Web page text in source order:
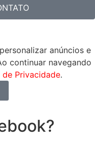
anúncios e
continuar navegando
de Privacidade.